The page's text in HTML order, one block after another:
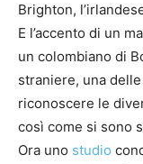
Brighton,
E l’accento di un
un colombiano di
straniere, una
riconoscere le
così come si sono
Ora uno studio